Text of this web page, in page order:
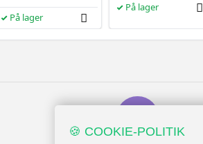
På lager
På lager
🍪 COOKIE-POLITIK